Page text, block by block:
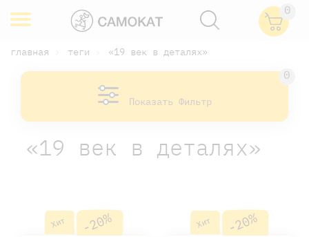
0
главная теги «19 век в деталях»
Показать Фильтр
0
«19 век в деталях»
Хит -20% Хит -20%